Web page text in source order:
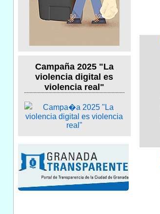
Campaña 2025 "La
violencia digital es
violencia real"